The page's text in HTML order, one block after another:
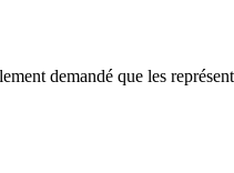
demandé que les